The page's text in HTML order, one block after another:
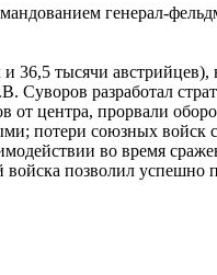
генерал-
36,5 тысячи
разработал
центра, прорвали
потери союзных войск
во время
позволил успешно